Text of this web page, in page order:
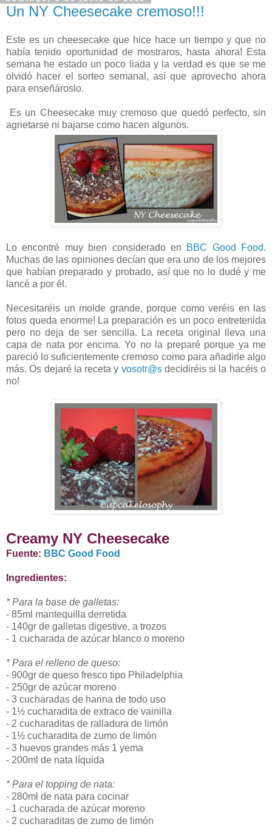
Un NY Cheesecake cremoso!!!
Este es un cheesecake que hice hace un tiempo y que no
había tenido oportunidad de mostraros, hasta ahora! Esta
semana he estado un poco liada y la verdad es que se me
olvidó hacer el sorteo semanal, así que aprovecho ahora
para enseñároslo.
Es un Cheesecake muy cremoso que quedó perfecto, sin
agrietarse ni bajarse como hacen algunos.
Lo encontré muy bien considerado en BBC Good Food.
Muchas de las opiniones decían que era uno de los mejores
que habían preparado y probado, así que no lo dudé y me
lancé a por él.
Necesitaréis un molde grande, porque como veréis en las
fotos queda enorme! La preparación es un poco entretenida
pero no deja de ser sencilla. La receta original lleva una
capa de nata por encima. Yo no la preparé porque ya me
pareció lo suficientemente cremoso como para añadirle algo
más. Os dejaré la receta y vosotr@sdecidiréis si la hacéis o
no!
Creamy NY Cheesecake
Fuente: BBC Good Food
Ingredientes:
* Para la base de galletas:
- 85ml mantequilla derretida
- 140gr de galletas digestive, a trozos
- 1 cucharada de azúcar blanco o moreno
* Para el relleno de queso:
- 900gr de queso fresco tipo Philadelphia
- 250gr de azúcar moreno
- 3 cucharadas de harina de todo uso
- 1½ cucharadita de extraco de vainilla
- 2 cucharaditas de ralladura de limón
- 1½ cucharadita de zumo de limón
- 3 huevos grandes más 1 yema
- 200ml de nata líquida
* Para el topping de nata:
- 280ml de nata para cocinar
- 1 cucharada de azúcar moreno
- 2 cucharaditas de zumo de limón